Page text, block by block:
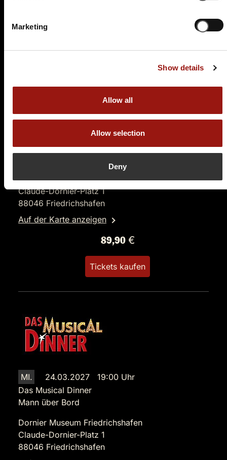
Marketing
Show details
Allow all
Allow selection
Deny
FR.
05.03.2027 19:00 Uhr
Dornier Museum Friedrichshafen
Claude-Dornier-Platz 1
88046 Friedrichshafen
Auf der Karte anzeigen
89,90 €
Tickets kaufen
MI.
24.03.2027 19:00 Uhr
Das Musical Dinner
Mann über Bord
Dornier Museum Friedrichshafen
Claude-Dornier-Platz 1
88046 Friedrichshafen